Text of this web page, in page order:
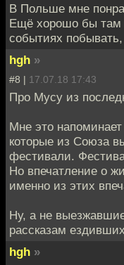
В Польше мне
Ещё хорошо бы там
событиях
hgh »
#8 | 17.07.18 17:43
Про Мусу из
Мне это напоминает
которые из Союза
фестивали.
Но впечатление о
именно из этих
Ну, а не
рассказам
hgh »